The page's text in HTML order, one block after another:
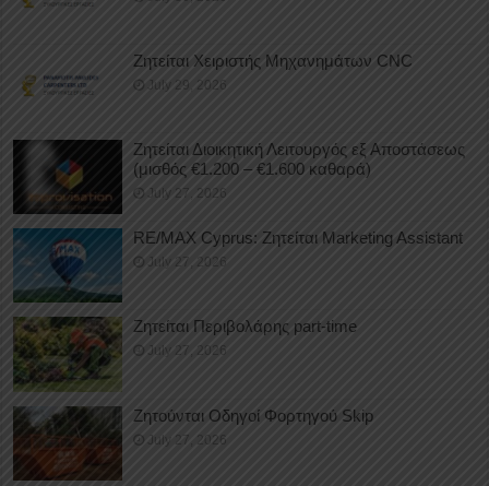
Ζητείται Χειριστής Μηχανημάτων CNC
July 29, 2026
Ζητείται Διοικητική Λειτουργός εξ Αποστάσεως
(μισθός €1.200 – €1.600 καθαρά)
July 27, 2026
RE/MAX Cyprus: Ζητείται Marketing Assistant
July 27, 2026
Ζητείται Περιβολάρης part-time
July 27, 2026
Ζητούνται Οδηγοί Φορτηγού Skip
July 27, 2026